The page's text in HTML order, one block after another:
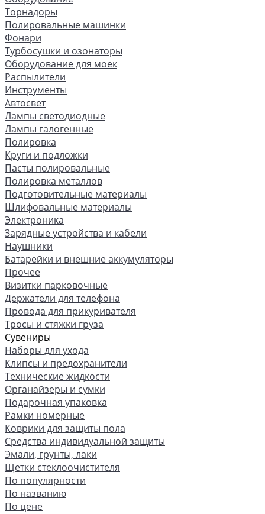
Торнадоры
Полировальные машинки
Фонари
Турбосушки и озонаторы
Оборудование для моек
Распылители
Инструменты
Автосвет
Лампы светодиодные
Лампы галогенные
Полировка
Круги и подложки
Пасты полировальные
Полировка металлов
Подготовительные материалы
Шлифовальные материалы
Электроника
Зарядные устройства и кабели
Наушники
Батарейки и внешние аккумуляторы
Прочее
Визитки парковочные
Держатели для телефона
Провода для прикуривателя
Тросы и стяжки груза
Сувениры
Наборы для ухода
Клипсы и предохранители
Технические жидкости
Органайзеры и сумки
Подарочная упаковка
Рамки номерные
Коврики для защиты пола
Средства индивидуальной защиты
Эмали, грунты, лаки
Щетки стеклоочистителя
По популярности
По названию
По цене